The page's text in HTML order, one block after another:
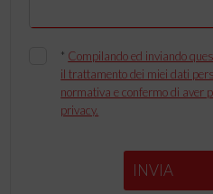
* Compilando ed inviando
il trattamento dei miei dati
normativa e confermo di aver
privacy.
INVIA